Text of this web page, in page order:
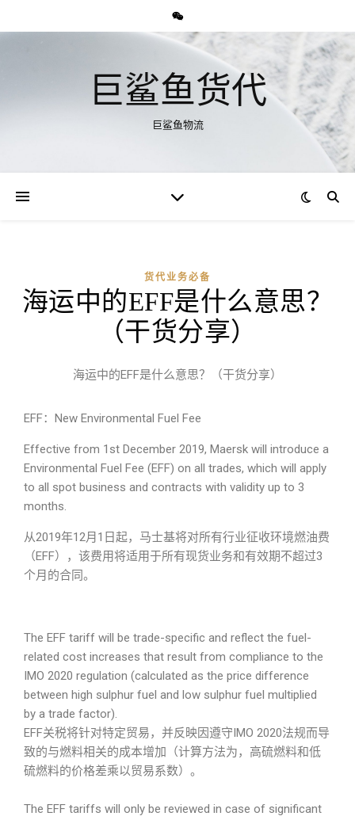
巨鲨鱼货代
巨鲨鱼物流
货代业务必备
海运中的EFF是什么意思？
（干货分享）
海运中的EFF是什么意思？（干货分享）
EFF：New Environmental Fuel Fee
Effective from 1st December 2019, Maersk will introduce a
Environmental Fuel Fee (EFF) on all trades, which will apply
to all spot business and contracts with validity up to 3
months.
从2019年12月1日起，马士基将对所有行业征收环境燃油费
（EFF），该费用将适用于所有现货业务和有效期不超过3
个月的合同。
The EFF tariff will be trade-specific and reflect the fuel-
related cost increases that result from compliance to the
IMO 2020 regulation (calculated as the price difference
between high sulphur fuel and low sulphur fuel multiplied
by a trade factor).
EFF关税将针对特定贸易，并反映因遵守IMO 2020法规而导
致的与燃料相关的成本增加（计算方法为，高硫燃料和低
硫燃料的价格差乘以贸易系数）。
The EFF tariffs will only be reviewed in case of significant